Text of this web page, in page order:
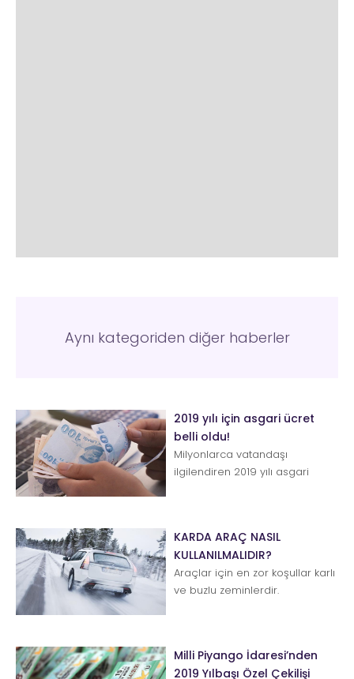
Aynı kategoriden diğer haberler
2019 yılı için asgari ücret
belli oldu!
Milyonlarca vatandaşı
ilgilendiren 2019 yılı asgari
KARDA ARAÇ NASIL
KULLANILMALIDIR?
Araçlar için en zor koşullar karlı
ve buzlu zeminlerdir.
Milli Piyango İdaresi’nden
2019 Yılbaşı Özel Çekilişi